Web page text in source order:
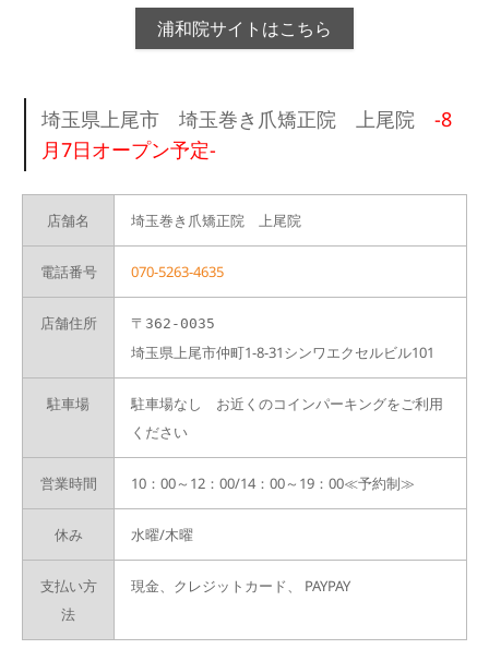
浦和院サイトはこちら
埼玉県上尾市 埼玉巻き爪矯正院 上尾院-8
月7日オープン予定-
店舗名 埼玉巻き爪矯正院 上尾院
電話番号 070-5263-4635
店舗住所 〒362-0035
埼玉県上尾市仲町1-8-31シンワエクセルビル101
駐車場
駐車場なし お近くのコインパーキングをご利用
ください
営業時間 10：00～12：00/14：00～19：00≪予約制≫
休み 水曜/木曜
支払い方
法
現金、クレジットカード、 PAYPAY